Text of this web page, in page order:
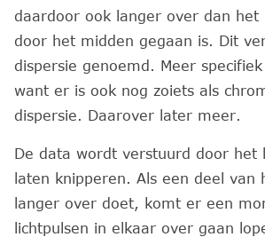
daardoor ook langer over dan het
door het midden gegaan is. Dit
dispersie genoemd. Meer
want er is ook nog zoiets als
dispersie. Daarover later meer.
De data wordt verstuurd door het
laten knipperen. Als een deel van
langer over doet, komt er een
lichtpulsen in elkaar over gaan